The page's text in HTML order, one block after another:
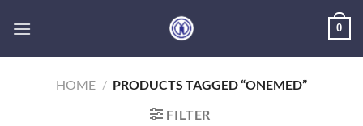
0
HOME / PRODUCTS TAGGED “ONEMED”
FILTER